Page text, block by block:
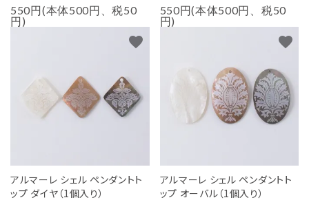
550円(本体500円、税50
円)
550円(本体500円、税50
円)
アルマーレ シェル ペンダントト
ップ ダイヤ（1個入り）
favorite
アルマーレ シェル ペンダントト
ップ オーバル（1個入り）
favorite